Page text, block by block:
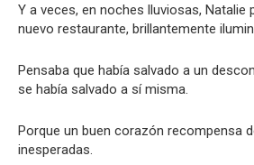
Y a veces, en noches lluviosas, Natalie
nuevo restaurante, brillantemente
Pensaba que había salvado a un
se había salvado a sí misma.
Porque un buen corazón recompensa
inesperadas.